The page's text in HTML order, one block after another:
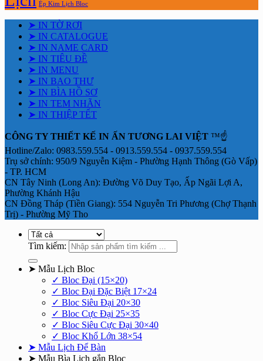
Ép Kim Lịch Bloc
➤ IN TỜ RƠI
➤ IN CATALOGUE
➤ IN NAME CARD
➤ IN TIÊU ĐỀ
➤ IN MENU
➤ IN BAO THƯ
➤ IN BÌA HỒ SƠ
➤ IN TEM NHÃN
➤ IN THIỆP TẾT
CÔNG TY THIẾT KẾ IN ẤN TƯƠNG LAI VIỆT ™☝️
Hotline/Zalo: 0983.559.554 - 0913.559.554 - 0937.559.554
Trụ sở chính: 950/9 Nguyễn Kiệm - Phường Hạnh Thông (Gò Vấp)
- TP. HCM
CN Tây Ninh (Long An): Đường Võ Duy Tạo, Ấp Ngãi Lợi A,
Phường Khánh Hậu
CN Đồng Tháp (Tiền Giang): 554 Nguyễn Tri Phương (Chợ Thạnh
Trị) - Phường Mỹ Tho
Tìm kiếm:
➤ Mẫu Lịch Bloc
✓ Bloc Đại (15×20)
✓ Bloc Đại Đặc Biệt 17×24
✓ Bloc Siêu Đại 20×30
✓ Bloc Cực Đại 25×35
✓ Bloc Siêu Cực Đại 30×40
✓ Bloc Khổ Lớn 38×54
➤ Mẫu Lịch Để Bàn
➤ Mẫu Bìa Lịch gắn Bloc